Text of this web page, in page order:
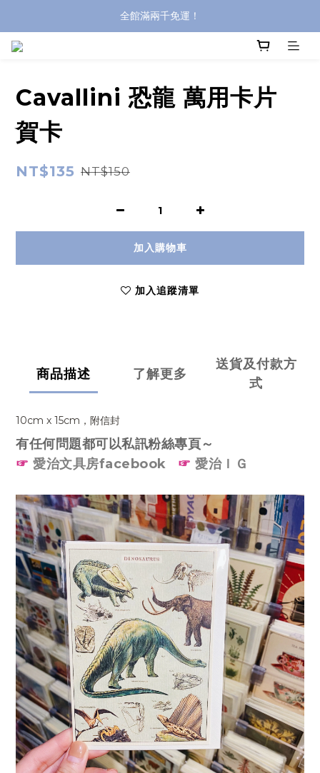
全館滿兩千免運！
全館滿兩千免運！
Cavallini 恐龍 萬用卡片
賀卡
NT$135 NT$150
加入購物車
加入追蹤清單
商品描述 了解更多
送貨及付款方
式
10cm x 15cm，附信封
有任何問題都可以私訊粉絲專頁～
☞ 愛治文具房facebook ☞ 愛治ＩＧ